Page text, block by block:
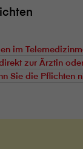
im
zur Ärztin
Sie die Pflichten